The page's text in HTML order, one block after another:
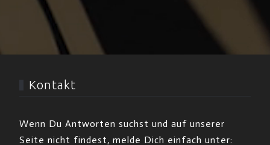
Kontakt
Wenn Du Antworten suchst und auf unserer
Seite nicht findest, melde Dich einfach unter: